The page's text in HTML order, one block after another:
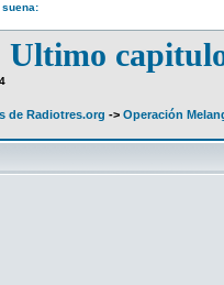
suena:
4
de Radiotres.org -> Operación